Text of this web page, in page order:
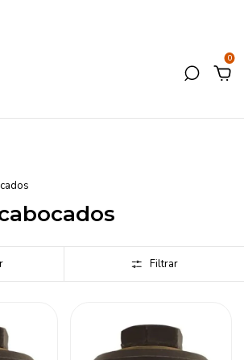
0
Filtrar